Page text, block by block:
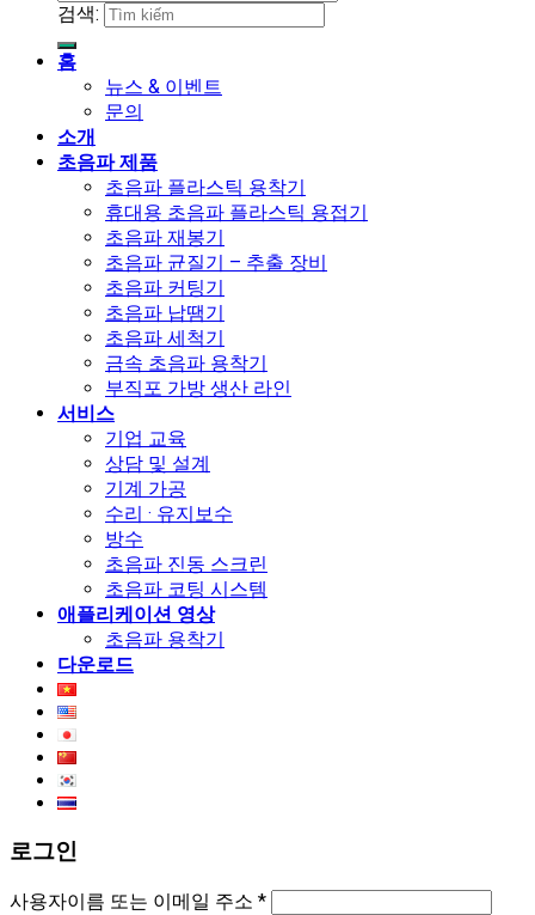
검색:
홈
뉴스 & 이벤트
문의
소개
초음파 제품
초음파 플라스틱 용착기
휴대용 초음파 플라스틱 용접기
초음파 재봉기
초음파 균질기 – 추출 장비
초음파 커팅기
초음파 납땜기
초음파 세척기
금속 초음파 용착기
부직포 가방 생산 라인
서비스
기업 교육
상담 및 설계
기계 가공
수리 · 유지보수
방수
초음파 진동 스크린
초음파 코팅 시스템
애플리케이션 영상
초음파 용착기
다운로드
로그인
사용자이름 또는 이메일 주소 *